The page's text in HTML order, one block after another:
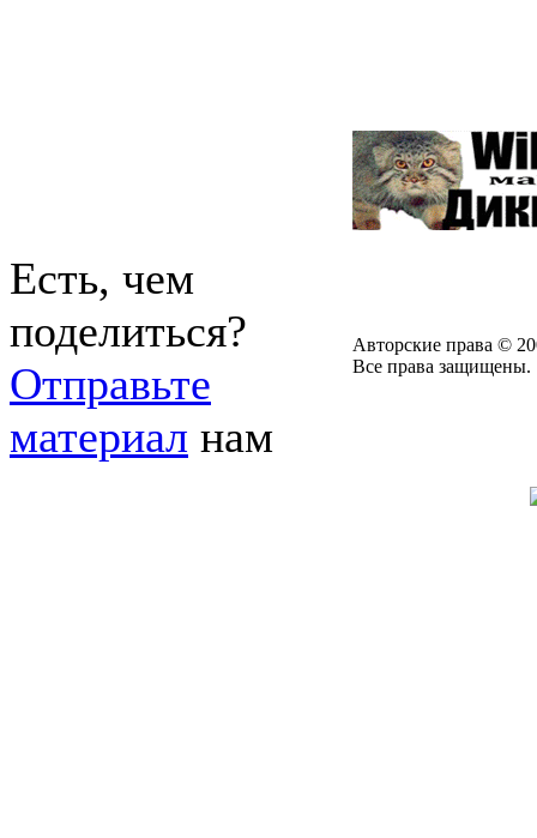
Есть, чем
поделиться?
Отправьте
материал нам
Авторские права ©
Все права защищены.